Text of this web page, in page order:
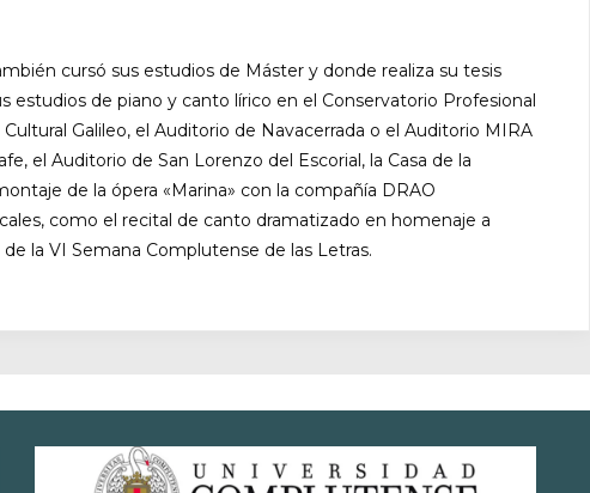
cursó sus estudios de Máster y donde realiza su tesis
estudios de piano y canto lírico en el Conservatorio Profesional
Galileo, el Auditorio de Navacerrada o el Auditorio MIRA
el Auditorio de San Lorenzo del Escorial, la Casa de la
de la ópera «Marina» con la compañía DRAO
como el recital de canto dramatizado en homenaje a
la VI Semana Complutense de las Letras.